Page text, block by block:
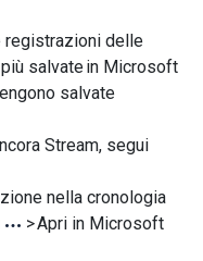
registrazioni delle
salvate in Microsoft
salvate
Stream, segui
nella cronologia
> Apri in Microsoft